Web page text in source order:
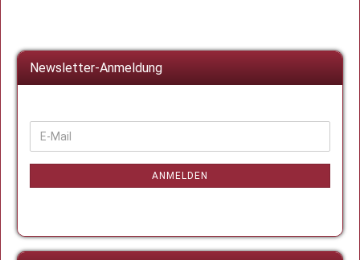
Newsletter-Anmeldung
WEITER
ZUR
NEWSLETTER-
E-
Mail
ANMELDEN